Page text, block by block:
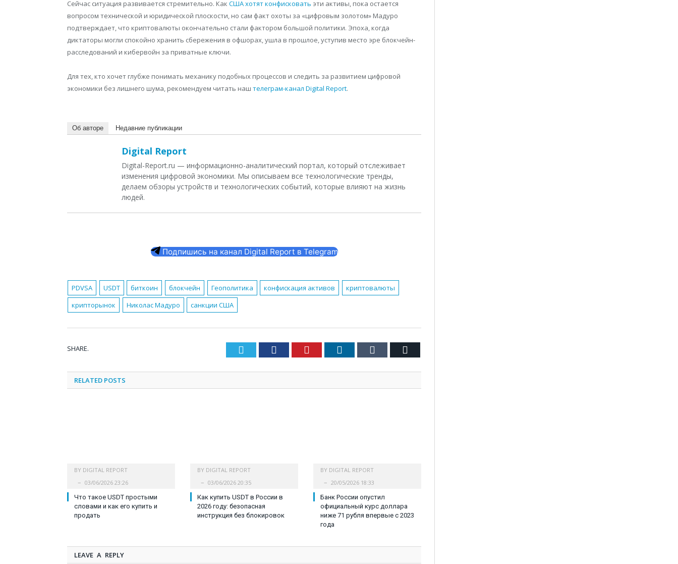
Сейчас ситуация развивается стремительно. Как США хотят конфисковать эти активы, пока остается
вопросом технической и юридической плоскости, но сам факт охоты за «цифровым золотом» Мадуро
подтверждает, что криптовалюты окончательно стали фактором большой политики. Эпоха, когда
диктаторы могли спокойно хранить сбережения в офшорах, ушла в прошлое, уступив место эре блокчейн-
расследований и кибервойн за приватные ключи.
Для тех, кто хочет глубже понимать механику подобных процессов и следить за развитием цифровой
экономики без лишнего шума, рекомендуем читать наш телеграм-канал Digital Report.
Об авторе Недавние публикации
Digital Report
Digital-Report.ru — информационно-аналитический портал, который отслеживает
изменения цифровой экономики. Мы описываем все технологические тренды,
делаем обзоры устройств и технологических событий, которые влияют на жизнь
людей.
Подпишись на канал Digital Report в Telegram
PDVSA USDT биткоин блокчейн Геополитика конфискация активов
криптовалюты
крипторынок
Николас Мадуро санкции США
SHARE. Twitter Facebook Pinterest LinkedIn Tumblr
RELATED POSTS
BY DIGITAL REPORT
03/06/2026 23:26
Что такое USDT простыми
словами и как его купить и
продать
BY DIGITAL REPORT
03/06/2026 20:35
Как купить USDT в России в
2026 году: безопасная
инструкция без блокировок
BY DIGITAL REPORT
20/05/2026 18:33
Банк России опустил
официальный курс доллара
ниже 71 рубля впервые с 2023
года
LEAVE A REPLY